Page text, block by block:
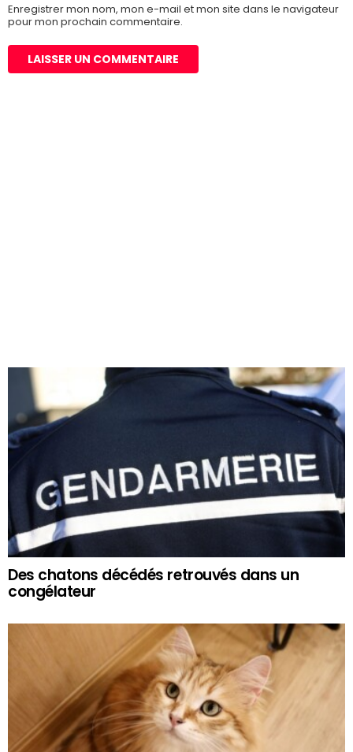
Enregistrer mon nom, mon e-mail et mon site dans le navigateur
pour mon prochain commentaire.
Des chatons décédés retrouvés dans un
congélateur